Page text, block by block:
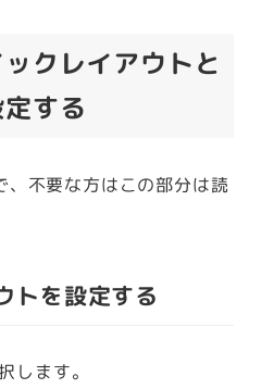
クレイアウトと
する
、不要な方はこの部分は読
トを設定する
します。